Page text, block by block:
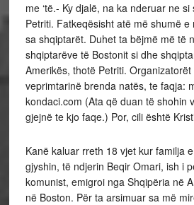
me ‘të.- Ky djalë, na ka nderuar ne
Petriti. Fatkeqësisht atë më shumë
sa shqiptarët. Duhet ta bëjmë më të
shqiptarëve të Bostonit si dhe
Amerikës, thotë Petriti.
veprimtarinë brenda natës, te faqja:
kondaci.com (Ata që duan të shohin
gjejnë te kjo faqe.) Por, cili është
Kanë kaluar rreth 18 vjet kur familja
gjyshin, të ndjerin Beqir Omari, ish i
komunist, emigroi nga Shqipëria në
në Boston. Për ta arsimuar sa më